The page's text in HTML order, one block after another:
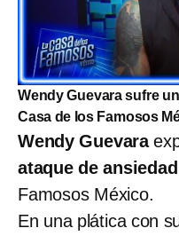
Wendy Guevara sufre
Casa de los Famosos
Wendy Guevara
ataque de ansiedad
Famosos México.
En una plática con